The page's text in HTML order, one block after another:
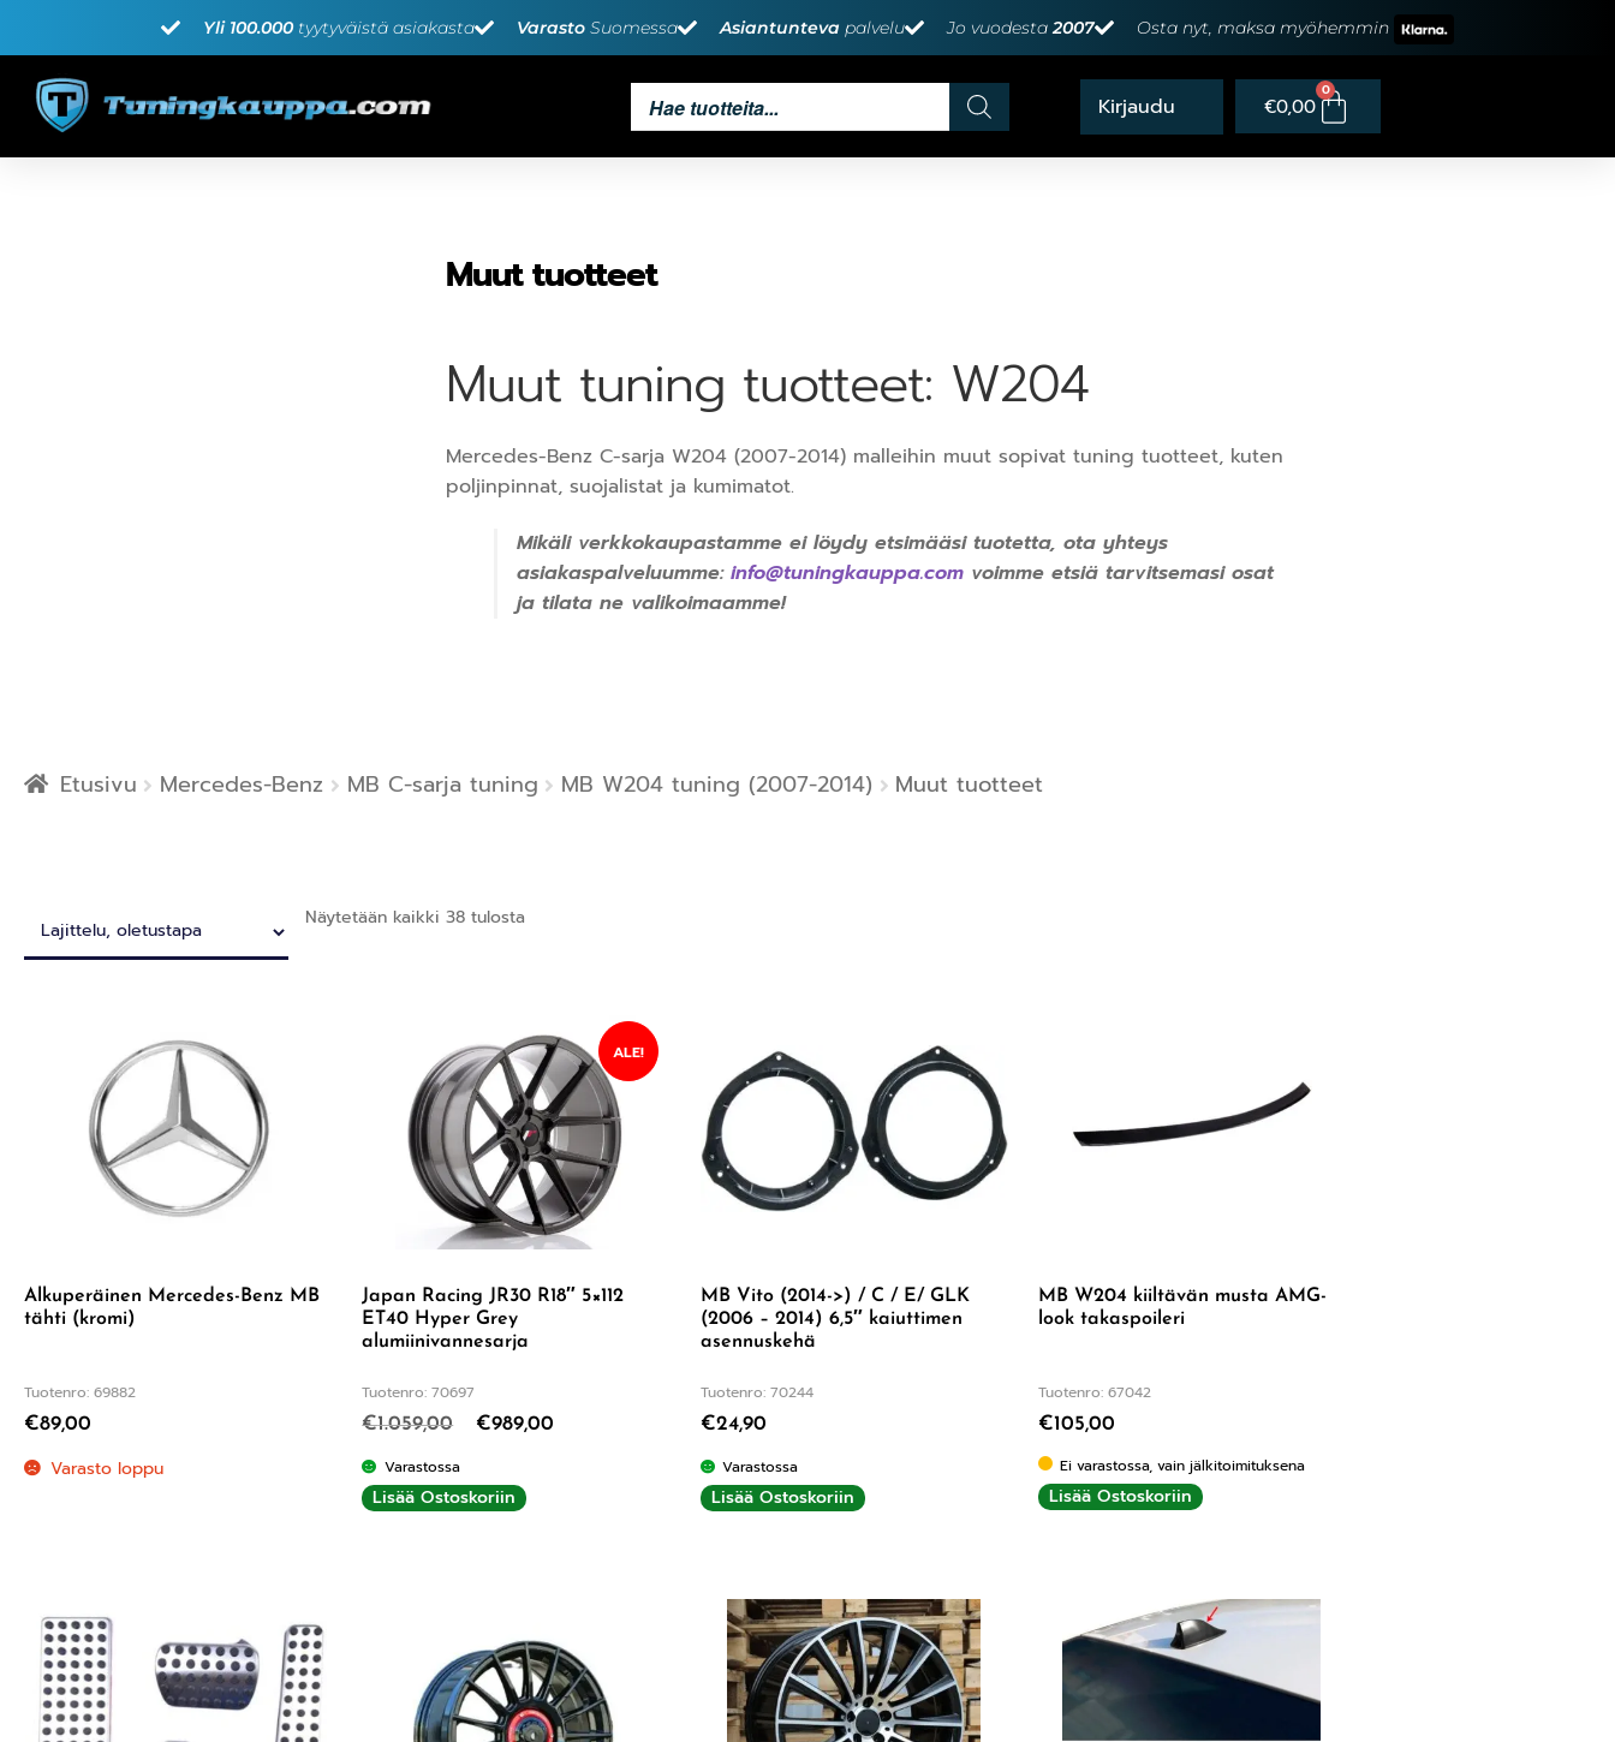
Yli 100.000 tyytyväistä asiakasta Varasto Suomessa Asiantunteva palvelu Jo vuodesta2007 Osta nyt, maksa myöhemmin
€0,00
0
Muut tuotteet
Muut tuning tuotteet: W204
Mercedes-Benz C-sarja W204 (2007-2014) malleihin muut sopivat tuning tuotteet, kuten
poljinpinnat, suojalistat ja kumimatot.
Mikäli verkkokaupastamme ei löydy etsimääsi tuotetta, ota yhteys
asiakaspalveluumme: info@tuningkauppa.com voimme etsiä tarvitsemasi osat
ja tilata ne valikoimaamme!
Etusivu Mercedes-Benz MB C-sarja tuning MB W204 tuning (2007-2014) Muut tuotteet
Näytetään kaikki 38 tulosta
Alkuperäinen Mercedes-Benz MB
tähti (kromi)
Tuotenro: 69882
€89,00
Varasto loppu
Japan Racing JR30 R18″ 5×112
ET40 Hyper Grey
alumiinivannesarja
Tuotenro: 70697
ALE!
€1.059,00 €989,00
Varastossa
Lisää Ostoskoriin
MB Vito (2014->) / C / E/ GLK
(2006 – 2014) 6,5″ kaiuttimen
asennuskehä
Tuotenro: 70244
€24,90
Varastossa
Lisää Ostoskoriin
MB W204 kiiltävän musta AMG-
look takaspoileri
Tuotenro: 67042
€105,00
Ei varastossa, vain jälkitoimituksena
Lisää Ostoskoriin